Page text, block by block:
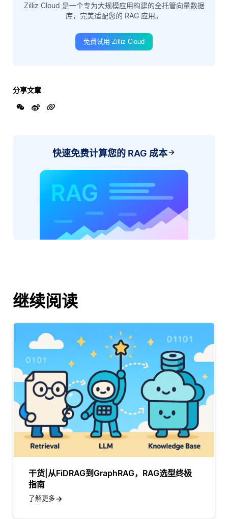
Zilliz Cloud 是一个专为大规模应用构建的全托管向量数据
库，完美适配您的 RAG 应用。
免费试用 Zilliz Cloud
分享文章
快速免费计算您的 RAG 成本
继续阅读
干货|从FiDRAG到GraphRAG，RAG选型终极
指南
了解更多